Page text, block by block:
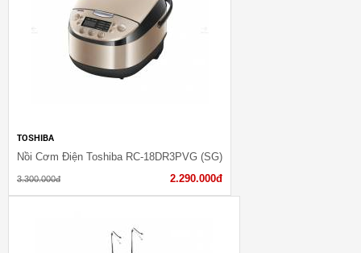
TOSHIBA
Nồi Cơm Điện Toshiba RC-18DR3PVG (SG)
3.300.000đ 2.290.000đ